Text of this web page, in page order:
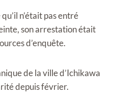
n’était pas entré
son arrestation était
d’enquête.
de la ville d’Ichikawa
depuis février.